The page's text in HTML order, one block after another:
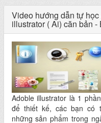
Video hướng dẫn tự
illustrator ( Ai) căn bản -
Adoble illustrator là 1
để thiết kế, các bạn có
những sản phẩm trong